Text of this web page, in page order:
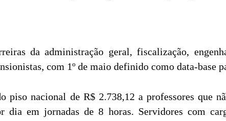
da administração geral, fiscalização,
com 1º de maio definido como data-base
piso nacional de R$ 2.738,12 a professores que
dia em jornadas de 8 horas. Servidores com